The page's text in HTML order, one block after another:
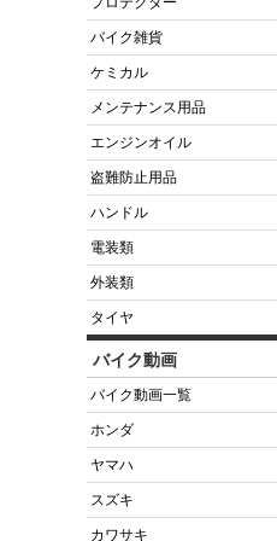
バイク雑貨
ケミカル
メンテナンス用品
エンジンオイル
盗難防止用品
ハンドル
電装類
外装類
タイヤ
バイク動画
バイク動画一覧
ホンダ
ヤマハ
スズキ
カワサキ